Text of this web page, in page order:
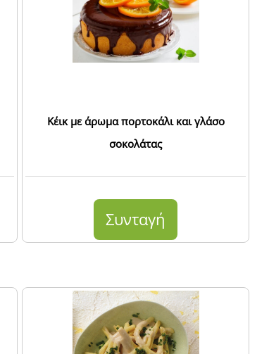
Κέικ με άρωμα πορτοκάλι και γλάσο
σοκολάτας
Συνταγή